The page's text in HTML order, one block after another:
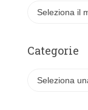
h
Categorie